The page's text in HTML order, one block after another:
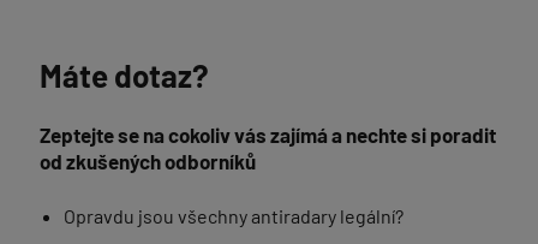
Máte dotaz?
Zeptejte se na cokoliv vás zajímá a nechte si poradit
od zkušených odborníků
Opravdu jsou všechny antiradary legální?